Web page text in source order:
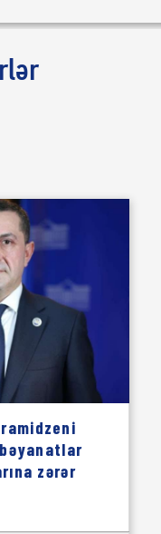
zərər